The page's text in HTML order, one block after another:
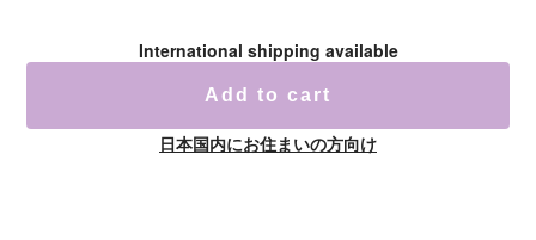
International shipping available
Add to cart
日本国内にお住まいの方向け